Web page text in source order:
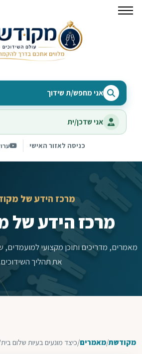
אני מחפש/ת שידוך
אני שדכן/ית
כניסה לאזור האישי
מרכז הידע של
מרכז הידע של
מאמרים, מדריכים ותוכן מקצועי למועמדים,
את תהליך
מקודשת/מאמרים/כיצד מונעים בעיות שלום